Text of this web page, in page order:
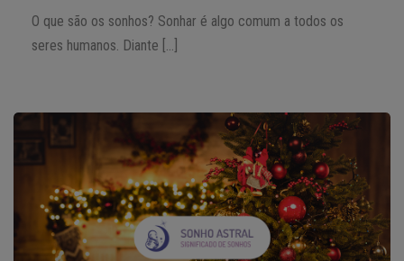
O que são os sonhos? Sonhar é algo comum a todos os
seres humanos. Diante […]